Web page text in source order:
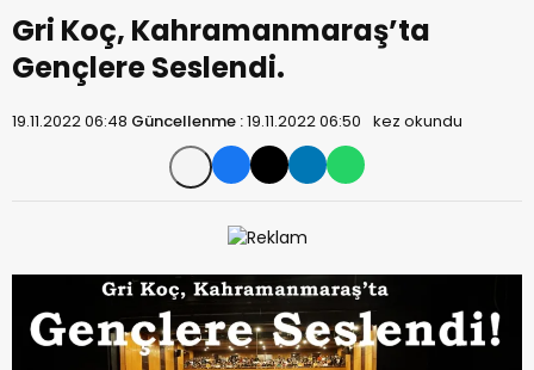
Gri Koç, Kahramanmaraş’ta
Gençlere Seslendi.
19.11.2022 06:48 Güncellenme :19.11.2022 06:50 kez okundu